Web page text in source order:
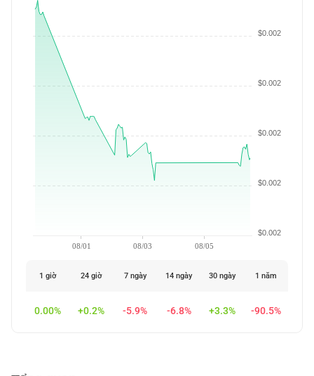
08/01 08/03 08/05
$0.002
$0.002
$0.002
$0.002
$0.002
1 giờ 24 giờ 7 ngày 14 ngày 30 ngày 1 năm
0.00% +0.2% -5.9% -6.8% +3.3% -90.5%